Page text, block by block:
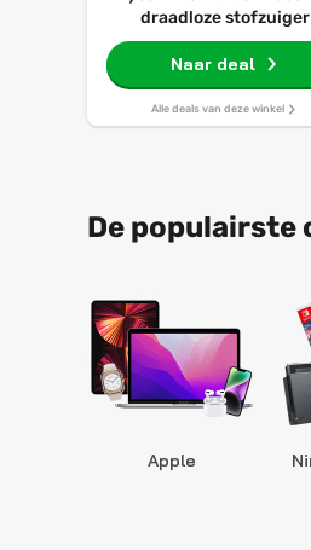
draadloze stofzuiger
Naar deal
Alle deals van deze winkel
De populairste
Apple